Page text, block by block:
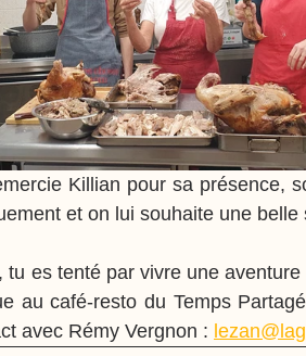
Killian pour sa présence,
et on lui souhaite une belle
tu es tenté par vivre une
au café-resto du Temps
avec Rémy Vergnon :